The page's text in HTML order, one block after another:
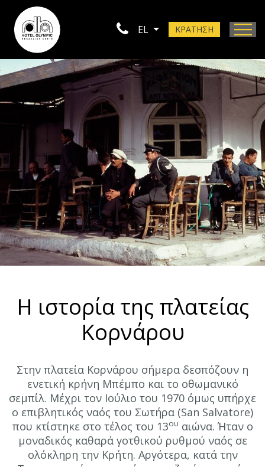
EL ΚΡΑΤΗΣΗ
Φωτογραφίες
Επικοινωνία
Η ιστορία της πλατείας
Κορνάρου
Στην πλατεία Κορνάρου σήμερα δεσπόζουν η
ενετική κρήνη Μπέμπο και το οθωμανικό
σεμπίλ. Μέχρι τον Ιούλιο του 1970 όμως υπήρχε
ο επιβλητικός ναός του Σωτήρα (San Salvatore)
που κτίστηκε στο τέλος του 13ου αιώνα. Ήταν ο
μοναδικός καθαρά γοτθικού ρυθμού ναός σε
ολόκληρη την Κρήτη. Αργότερα, κατά την